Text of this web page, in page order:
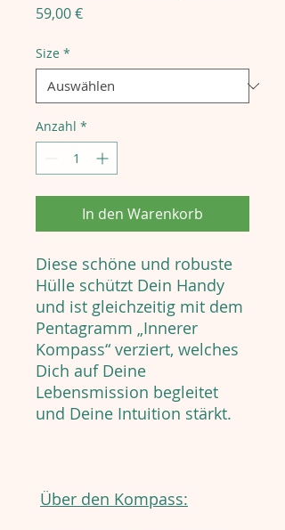
59,00 €Preis
Size *
Anzahl *
In den Warenkorb
Diese schöne und robuste
Hülle schützt Dein Handy
und ist gleichzeitig mit dem
Pentagramm „Innerer
Kompass“ verziert, welches
Dich auf Deine
Lebensmission begleitet
und Deine Intuition stärkt.
Über den Kompass: